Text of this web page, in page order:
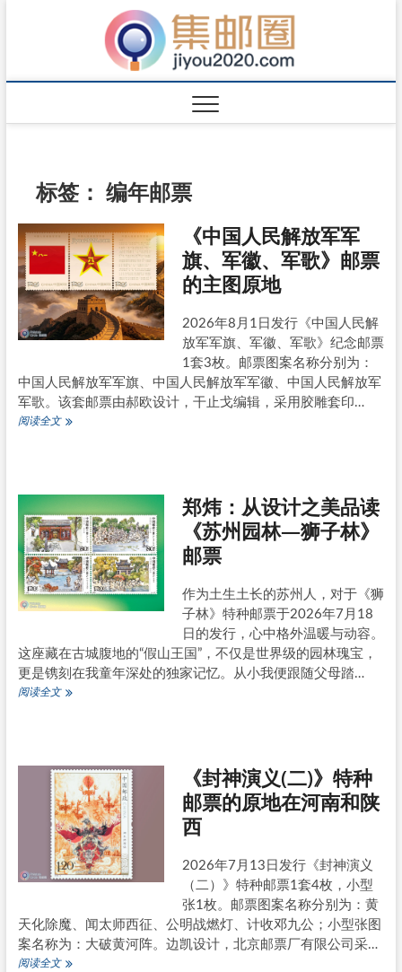
标签： 编年邮票
《中国人民解放军军
旗、军徽、军歌》邮票
的主图原地
2026年8月1日发行《中国人民解
放军军旗、军徽、军歌》纪念邮票
1套3枚。邮票图案名称分别为：
中国人民解放军军旗、中国人民解放军军徽、中国人民解放军
军歌。该套邮票由郝欧设计，干止戈编辑，采用胶雕套印…
阅读全文《中
放
军
军
旗、
军
徽、
军
歌》
票
的
主
图
郑炜：从设计之美品读
《苏州园林—狮子林》
邮票
作为土生土长的苏州人，对于《狮
子林》特种邮票于2026年7月18
日的发行，心中格外温暖与动容。
这座藏在古城腹地的“假山王国”，不仅是世界级的园林瑰宝，
更是镌刻在我童年深处的独家记忆。从小我便跟随父母踏…
阅读全文郑
之
美
品
读
《苏
州
园
林
狮
子
林》
邮
《封神演义(二)》特种
邮票的原地在河南和陕
西
2026年7月13日发行《封神演义
（二）》特种邮票1套4枚，小型
张1枚。邮票图案名称分别为：黄
天化除魔、闻太师西征、公明战燃灯、计收邓九公；小型张图
案名称为：大破黄河阵。边凯设计，北京邮票厂有限公司采…
阅读全文《封